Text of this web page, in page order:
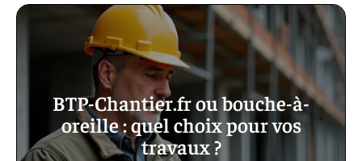
BTP-Chantier.fr ou bouche-à-
oreille : quel choix pour vos
travaux ?